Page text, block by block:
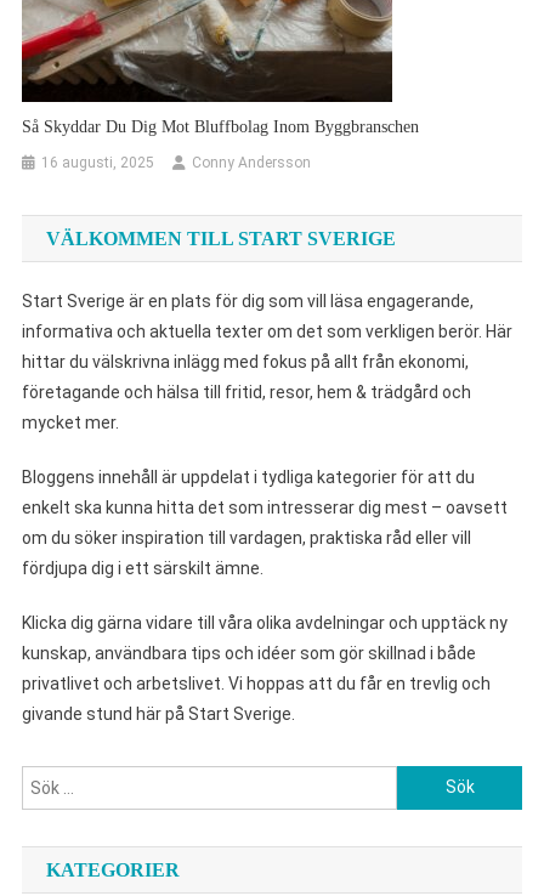
Så Skyddar Du Dig Mot Bluffbolag Inom Byggbranschen
16 augusti, 2025 Conny Andersson
VÄLKOMMEN TILL START SVERIGE
Start Sverige är en plats för dig som vill läsa engagerande,
informativa och aktuella texter om det som verkligen berör. Här
hittar du välskrivna inlägg med fokus på allt från ekonomi,
företagande och hälsa till fritid, resor, hem & trädgård och
mycket mer.
Bloggens innehåll är uppdelat i tydliga kategorier för att du
enkelt ska kunna hitta det som intresserar dig mest – oavsett
om du söker inspiration till vardagen, praktiska råd eller vill
fördjupa dig i ett särskilt ämne.
Klicka dig gärna vidare till våra olika avdelningar och upptäck ny
kunskap, användbara tips och idéer som gör skillnad i både
privatlivet och arbetslivet. Vi hoppas att du får en trevlig och
givande stund här på Start Sverige.
efter:
KATEGORIER